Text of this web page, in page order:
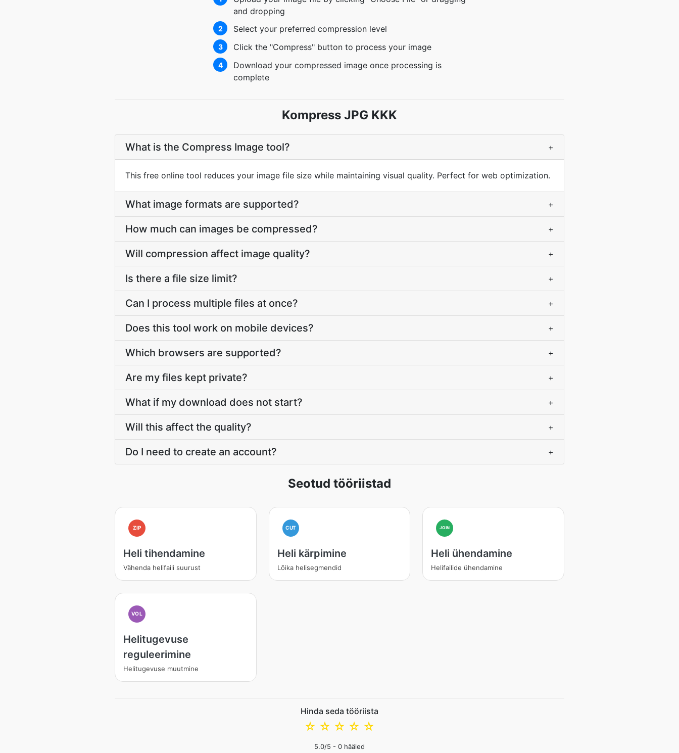
and dropping
2 Select your preferred compression level
3 Click the "Compress" button to process your image
4
Download your compressed image once processing is
complete
Kompress JPG KKK
What is the Compress Image tool? +
This free online tool reduces your image file size while maintaining visual quality. Perfect for web optimization.
What image formats are supported? +
How much can images be compressed? +
Will compression affect image quality? +
Is there a file size limit? +
Can I process multiple files at once? +
Does this tool work on mobile devices? +
Which browsers are supported? +
Are my files kept private? +
What if my download does not start? +
Will this affect the quality? +
Do I need to create an account? +
Seotud tööriistad
ZIP
Heli tihendamine
Vähenda helifaili suurust
CUT
Heli kärpimine
Lõika helisegmendid
JOIN
Heli ühendamine
Helifailide ühendamine
VOL
Helitugevuse
reguleerimine
Helitugevuse muutmine
Hinda seda tööriista
☆
☆
☆
☆
☆
5.0/5 - 0 hääled